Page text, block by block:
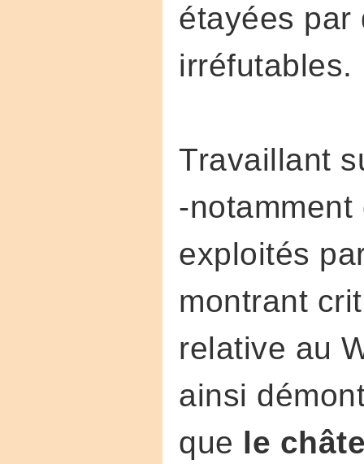
étayées par
irréfutables.
Travaillant
-
exploités
montrant
relative au
ainsi
que le